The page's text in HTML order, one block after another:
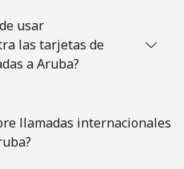
18 min por ⁦$10⁩ ⁦50¢⁩
usar
las tarjetas de
a Aruba?
llamadas internacionales